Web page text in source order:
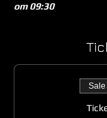
om 09:30
Sale